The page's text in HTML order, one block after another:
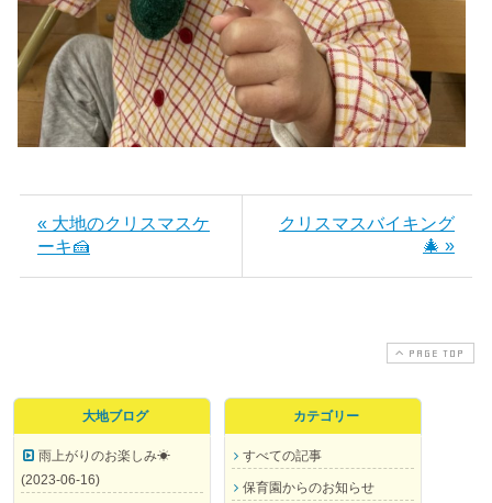
« 大地のクリスマスケ
ーキ🍰
クリスマスバイキング
🎄 »
PAGE TOP
大地ブログ
雨上がりのお楽しみ☀
(2023-06-16)
カテゴリー
すべての記事
保育園からのお知らせ